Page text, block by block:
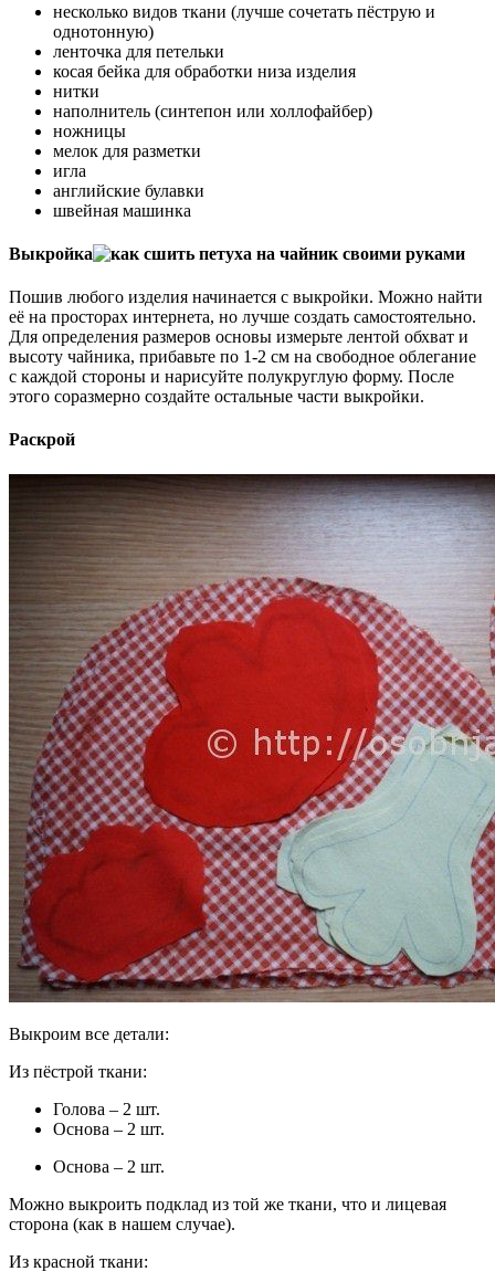
несколько видов ткани (лучше сочетать пёструю и
однотонную)
ленточка для петельки
косая бейка для обработки низа изделия
нитки
наполнитель (синтепон или холлофайбер)
ножницы
мелок для разметки
игла
английские булавки
швейная машинка
Выкройка
Пошив любого изделия начинается с выкройки. Можно найти
её на просторах интернета, но лучше создать самостоятельно.
Для определения размеров основы измерьте лентой обхват и
высоту чайника, прибавьте по 1-2 см на свободное облегание
с каждой стороны и нарисуйте полукруглую форму. После
этого соразмерно создайте остальные части выкройки.
Раскрой
Выкроим все детали:
Из пёстрой ткани:
Голова – 2 шт.
Основа – 2 шт.
Основа – 2 шт.
Можно выкроить подклад из той же ткани, что и лицевая
сторона (как в нашем случае).
Из красной ткани: